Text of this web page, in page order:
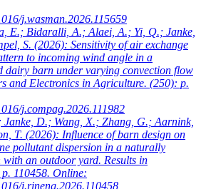
j.wasman.2026.115659
E.; Bidaralli, A.; Alaei, A.; Yi, Q.; Janke,
S. (2026): Sensitivity of air exchange
to incoming wind angle in a
dairy barn under varying convection flow
and Electronics in Agriculture. (250): p.
j.compag.2026.111982
Janke, D.; Wang, X.; Zhang, G.; Aarnink,
T. (2026): Influence of barn design on
pollutant dispersion in a naturally
an outdoor yard. Results in
110458. Online:
j.rineng.2026.110458